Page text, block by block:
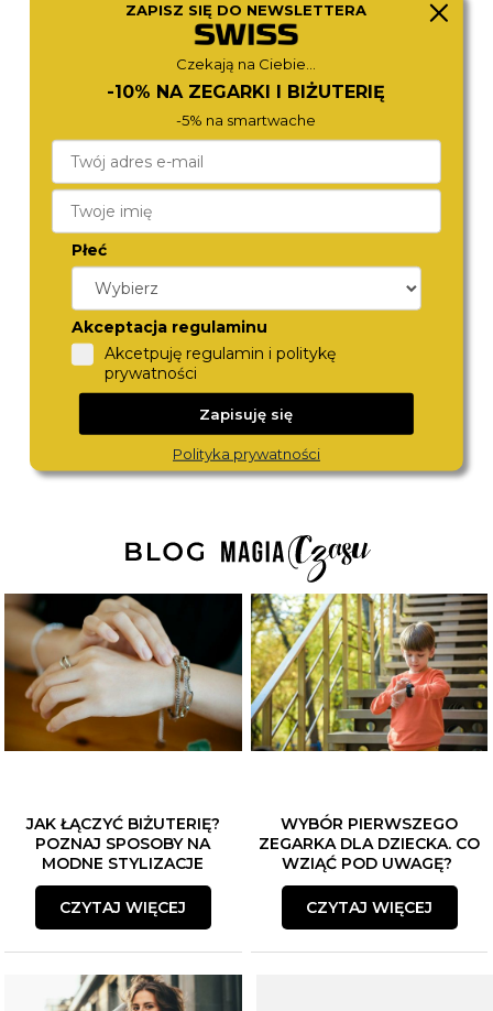
CITIZEN CITIZEN
CITIZEN
BI5070-57A
470,-
JAK ŁĄCZYĆ BIŻUTERIĘ?
POZNAJ SPOSOBY NA
MODNE STYLIZACJE
CZYTAJ WIĘCEJ
WYBÓR PIERWSZEGO
ZEGARKA DLA DZIECKA. CO
WZIĄĆ POD UWAGĘ?
CZYTAJ WIĘCEJ
ZAPISZ SIĘ DO NEWSLETTERA
Czekają na Ciebie...
-10% NA ZEGARKI I BIŻUTERIĘ
-5% na smartwache
Płeć
Akceptacja regulaminu
Akcetpuję regulamin i politykę
prywatności
Zapisuję się
Polityka prywatności